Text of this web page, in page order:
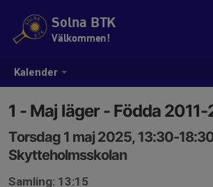
Kalender
Solna BTK
Välkommen!
1 - Maj läger - Födda
Torsdag 1 maj 2025, 13:30-
Skytteholmsskolan
Samling: 13:15